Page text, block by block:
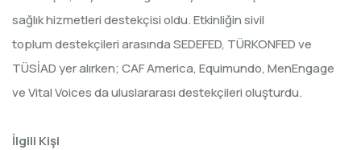
sağlık hizmetleri destekçisi oldu. Etkinliğin sivil
toplum destekçileri arasında SEDEFED, TÜRKONFED ve
TÜSİAD yer alırken; CAF America, Equimundo, MenEngage
ve Vital Voices da uluslararası destekçileri oluşturdu.
İlgili Kişi